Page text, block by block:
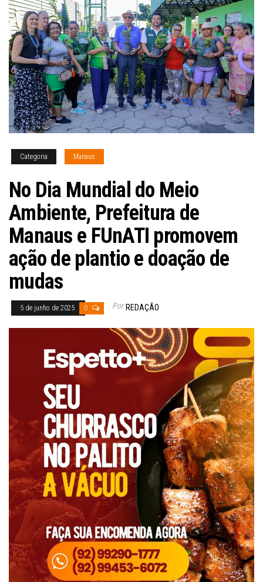
Categoria Manaus
No Dia Mundial do Meio
Ambiente, Prefeitura de
Manaus e FUnATI promovem
ação de plantio e doação de
mudas
5 de junho de 2025 0 Por REDAÇÃO